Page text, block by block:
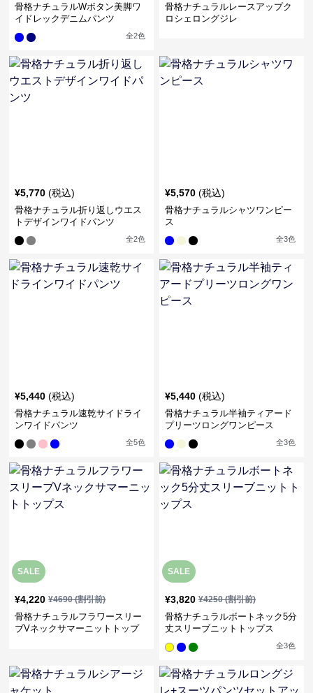
骨格ナチュラルWボタン美脚ワ
イドレックデニムパンツ
全2色
骨格ナチュラルレースアップク
ロシェロングジレ
¥5,770 (税込)
骨格ナチュラル折り返しウエス
トデザインワイドパンツ
全2色
¥5,570 (税込)
骨格ナチュラルシャツワンピー
ス
全3色
¥5,440 (税込)
骨格ナチュラル速乾サイドライ
ンワイドパンツ
全5色
¥5,440 (税込)
骨格ナチュラル半袖ティアード
プリーツロングワンピース
全3色
SALE
¥4,220 ¥4690(割引前)
骨格ナチュラルフラワースリー
ブVネックサマーニットトップ
SALE
¥3,820 ¥4250(割引前)
骨格ナチュラルボートネック5分
丈スリーブニットトップス
全3色